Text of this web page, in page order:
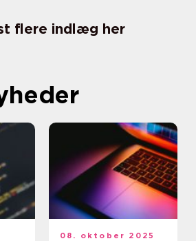
flere indlæg her
08. oktober 2025